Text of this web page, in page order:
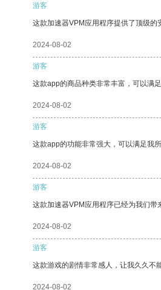
游客
这款加速器VPM应用程序提供了顶级的
2024-08-02
游客
这款app的商品种类非常丰富，可以满
2024-08-02
游客
这款app的功能非常强大，可以满足我
2024-08-02
游客
这款加速器VPM应用程序已经为我们带
2024-08-02
游客
这款游戏的剧情非常感人，让我久久不
2024-08-02